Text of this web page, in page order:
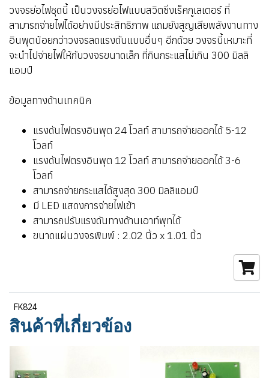
วงจรย่อไฟชุดนี้ เป็นวงจรย่อไฟแบบสวิตซิ่งเร็คกูเลเตอร์ ที่
สามารถจ่ายไฟได้อย่างมีประสิทธิภาพ แถมยังสูญเสียพลังงานทาง
อินพุตน้อยกว่าวงจรลดแรงดันแบบอื่นๆ อีกด้วย วงจรนี้เหมาะที่
จะนำไปจ่ายไฟให้กับวงจรขนาดเล็ก ที่กินกระแสไม่เกิน 300 มิลลิ
แอมป์
ข้อมูลทางด้านเทคนิค
แรงดันไฟตรงอินพุต 24 โวลท์ สามารถจ่ายออกได้ 5-12
โวลท์
แรงดันไฟตรงอินพุต 12 โวลท์ สามารถจ่ายออกได้ 3-6
โวลท์
สามารถจ่ายกระแสได้สูงสุด 300 มิลลิแอมป์
มี LED แสดงการจ่ายไฟเข้า
สามารถปรับแรงดันทางด้านเอาท์พุทได้
ขนาดแผ่นวงจรพิมพ์ : 2.02 นิ้ว x 1.01 นิ้ว
FK824
สินค้าที่เกี่ยวข้อง